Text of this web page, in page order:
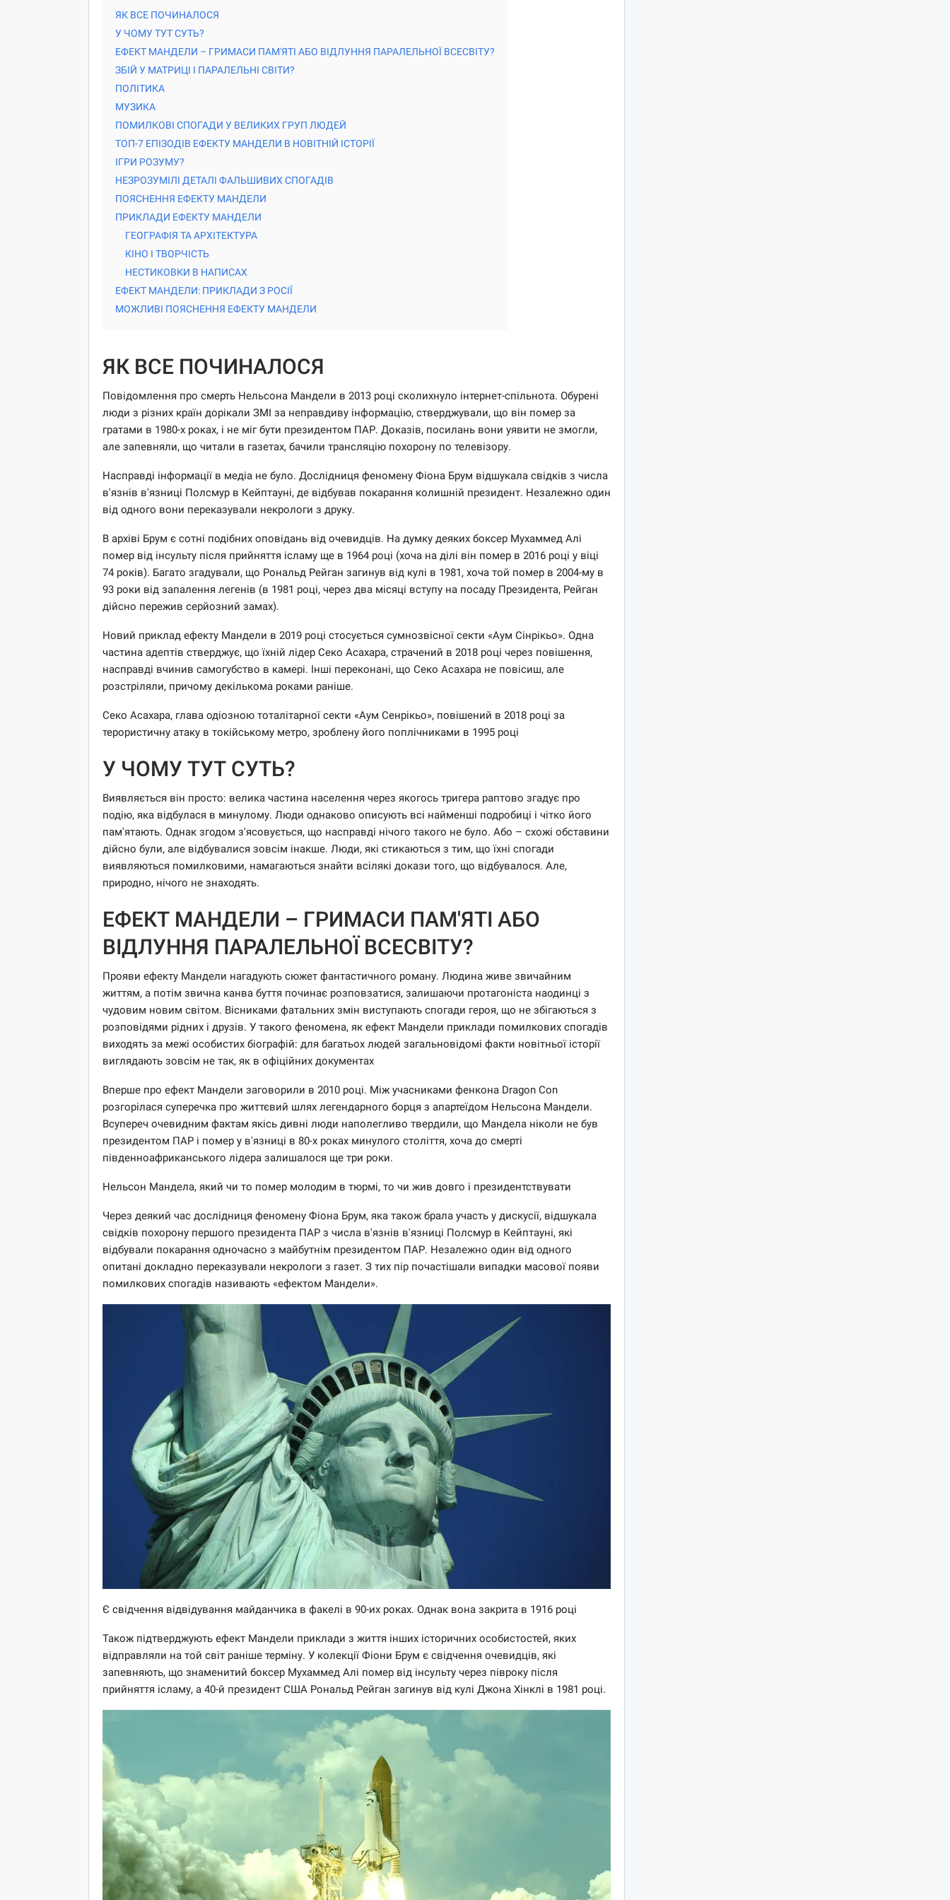
ЯК ВСЕ ПОЧИНАЛОСЯ
У ЧОМУ ТУТ СУТЬ?
ЕФЕКТ МАНДЕЛИ – ГРИМАСИ ПАМ'ЯТІ АБО ВІДЛУННЯ ПАРАЛЕЛЬНОЇ ВСЕСВІТУ?
ЗБІЙ У МАТРИЦІ І ПАРАЛЕЛЬНІ СВІТИ?
ПОЛІТИКА
МУЗИКА
ПОМИЛКОВІ СПОГАДИ У ВЕЛИКИХ ГРУП ЛЮДЕЙ
ТОП-7 ЕПІЗОДІВ ЕФЕКТУ МАНДЕЛИ В НОВІТНІЙ ІСТОРІЇ
ІГРИ РОЗУМУ?
НЕЗРОЗУМІЛІ ДЕТАЛІ ФАЛЬШИВИХ СПОГАДІВ
ПОЯСНЕННЯ ЕФЕКТУ МАНДЕЛИ
ПРИКЛАДИ ЕФЕКТУ МАНДЕЛИ
ГЕОГРАФІЯ ТА АРХІТЕКТУРА
КІНО І ТВОРЧІСТЬ
НЕСТИКОВКИ В НАПИСАХ
ЕФЕКТ МАНДЕЛИ: ПРИКЛАДИ З РОСІЇ
МОЖЛИВІ ПОЯСНЕННЯ ЕФЕКТУ МАНДЕЛИ
ЯК ВСЕ ПОЧИНАЛОСЯ
Повідомлення про смерть Нельсона Мандели в 2013 році сколихнуло інтернет-спільнота. Обурені
люди з різних країн дорікали ЗМІ за неправдиву інформацію, стверджували, що він помер за
гратами в 1980-х роках, і не міг бути президентом ПАР. Доказів, посилань вони уявити не змогли,
але запевняли, що читали в газетах, бачили трансляцію похорону по телевізору.
Насправді інформації в медіа не було. Дослідниця феномену Фіона Брум відшукала свідків з числа
в'язнів в'язниці Полсмур в Кейптауні, де відбував покарання колишній президент. Незалежно один
від одного вони переказували некрологи з друку.
В архіві Брум є сотні подібних оповідань від очевидців. На думку деяких боксер Мухаммед Алі
помер від інсульту після прийняття ісламу ще в 1964 році (хоча на ділі він помер в 2016 році у віці
74 років). Багато згадували, що Рональд Рейган загинув від кулі в 1981, хоча той помер в 2004-му в
93 роки від запалення легенів (в 1981 році, через два місяці вступу на посаду Президента, Рейган
дійсно пережив серйозний замах).
Новий приклад ефекту Мандели в 2019 році стосується сумнозвісної секти «Аум Сінрікьо». Одна
частина адептів стверджує, що їхній лідер Секо Асахара, страчений в 2018 році через повішення,
насправді вчинив самогубство в камері. Інші переконані, що Секо Асахара не повісиш, але
розстріляли, причому декількома роками раніше.
Секо Асахара, глава одіозною тоталітарної секти «Аум Сенрікьо», повішений в 2018 році за
терористичну атаку в токійському метро, ​​зроблену його поплічниками в 1995 році
У ЧОМУ ТУТ СУТЬ?
Виявляється він просто: велика частина населення через якогось тригера раптово згадує про
подію, яка відбулася в минулому. Люди однаково описують всі найменші подробиці і чітко його
пам'ятають. Однак згодом з'ясовується, що насправді нічого такого не було. Або – схожі обставини
дійсно були, але відбувалися зовсім інакше. Люди, які стикаються з тим, що їхні спогади
виявляються помилковими, намагаються знайти всілякі докази того, що відбувалося. Але,
природно, нічого не знаходять.
ЕФЕКТ МАНДЕЛИ – ГРИМАСИ ПАМ'ЯТІ АБО
ВІДЛУННЯ ПАРАЛЕЛЬНОЇ ВСЕСВІТУ?
Прояви ефекту Мандели нагадують сюжет фантастичного роману. Людина живе звичайним
життям, а потім звична канва буття починає розповзатися, залишаючи протагоніста наодинці з
чудовим новим світом. Вісниками фатальних змін виступають спогади героя, що не збігаються з
розповідями рідних і друзів. У такого феномена, як ефект Мандели приклади помилкових спогадів
виходять за межі особистих біографій: для багатьох людей загальновідомі факти новітньої історії
виглядають зовсім не так, як в офіційних документах
Вперше про ефект Мандели заговорили в 2010 році. Між учасниками фенкона Dragon Con
розгорілася суперечка про життєвий шлях легендарного борця з апартеїдом Нельсона Мандели.
Всупереч очевидним фактам якісь дивні люди наполегливо твердили, що Мандела ніколи не був
президентом ПАР і помер у в'язниці в 80-х роках минулого століття, хоча до смерті
південноафриканського лідера залишалося ще три роки.
Нельсон Мандела, який чи то помер молодим в тюрмі, то чи жив довго і президентствувати
Через деякий час дослідниця феномену Фіона Брум, яка також брала участь у дискусії, відшукала
свідків похорону першого президента ПАР з числа в'язнів в'язниці Полсмур в Кейптауні, які
відбували покарання одночасно з майбутнім президентом ПАР. Незалежно один від одного
опитані докладно переказували некрологи з газет. З тих пір почастішали випадки масової появи
помилкових спогадів називають «ефектом Мандели».
Є свідчення відвідування майданчика в факелі в 90-их роках. Однак вона закрита в 1916 році
Також підтверджують ефект Мандели приклади з життя інших історичних особистостей, яких
відправляли на той світ раніше терміну. У колекції Фіони Брум є свідчення очевидців, які
запевняють, що знаменитий боксер Мухаммед Алі помер від інсульту через півроку після
прийняття ісламу, а 40-й президент США Рональд Рейган загинув від кулі Джона Хінклі в 1981 році.